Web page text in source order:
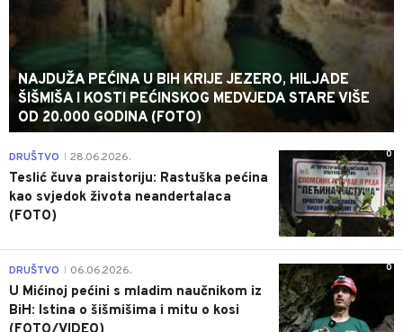
NAJDUŽA PEĆINA U BIH KRIJE JEZERO, HILJADE
ŠIŠMIŠA I KOSTI PEĆINSKOG MEDVJEDA STARE VIŠE
OD 20.000 GODINA (FOTO)
0
DRUŠTVO 28.06.2026.
Teslić čuva praistoriju: Rastuška pećina
kao svjedok života neandertalaca
(FOTO)
0
DRUŠTVO 06.06.2026.
U Mićinoj pećini s mladim naučnikom iz
BiH: Istina o šišmišima i mitu o kosi